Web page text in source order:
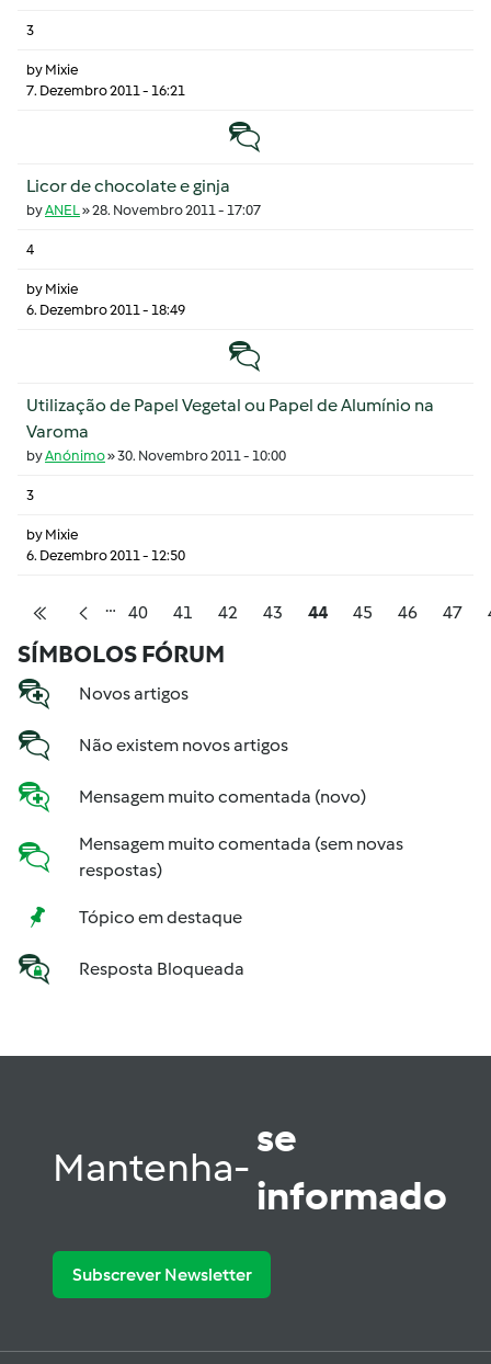
3
by Mixie
7. Dezembro 2011 - 16:21
Tópico normal
Licor de chocolate e ginja
byANEL»28. Novembro 2011 - 17:07
4
by Mixie
6. Dezembro 2011 - 18:49
Tópico normal
Utilização de Papel Vegetal ou Papel de Alumínio na
Varoma
byAnónimo»30. Novembro 2011 - 10:00
3
by Mixie
6. Dezembro 2011 - 12:50
Pagination
Primeira página
Página anterior
… Página
40 Página
41 Página
42 Página
43 Página
44 Página
45 Página
46 47
SÍMBOLOS FÓRUM
Novos artigos
Não existem novos artigos
Mensagem muito comentada (novo)
Mensagem muito comentada (sem novas
respostas)
Tópico em destaque
Resposta Bloqueada
Mantenha-
se
informado
Subscrever Newsletter